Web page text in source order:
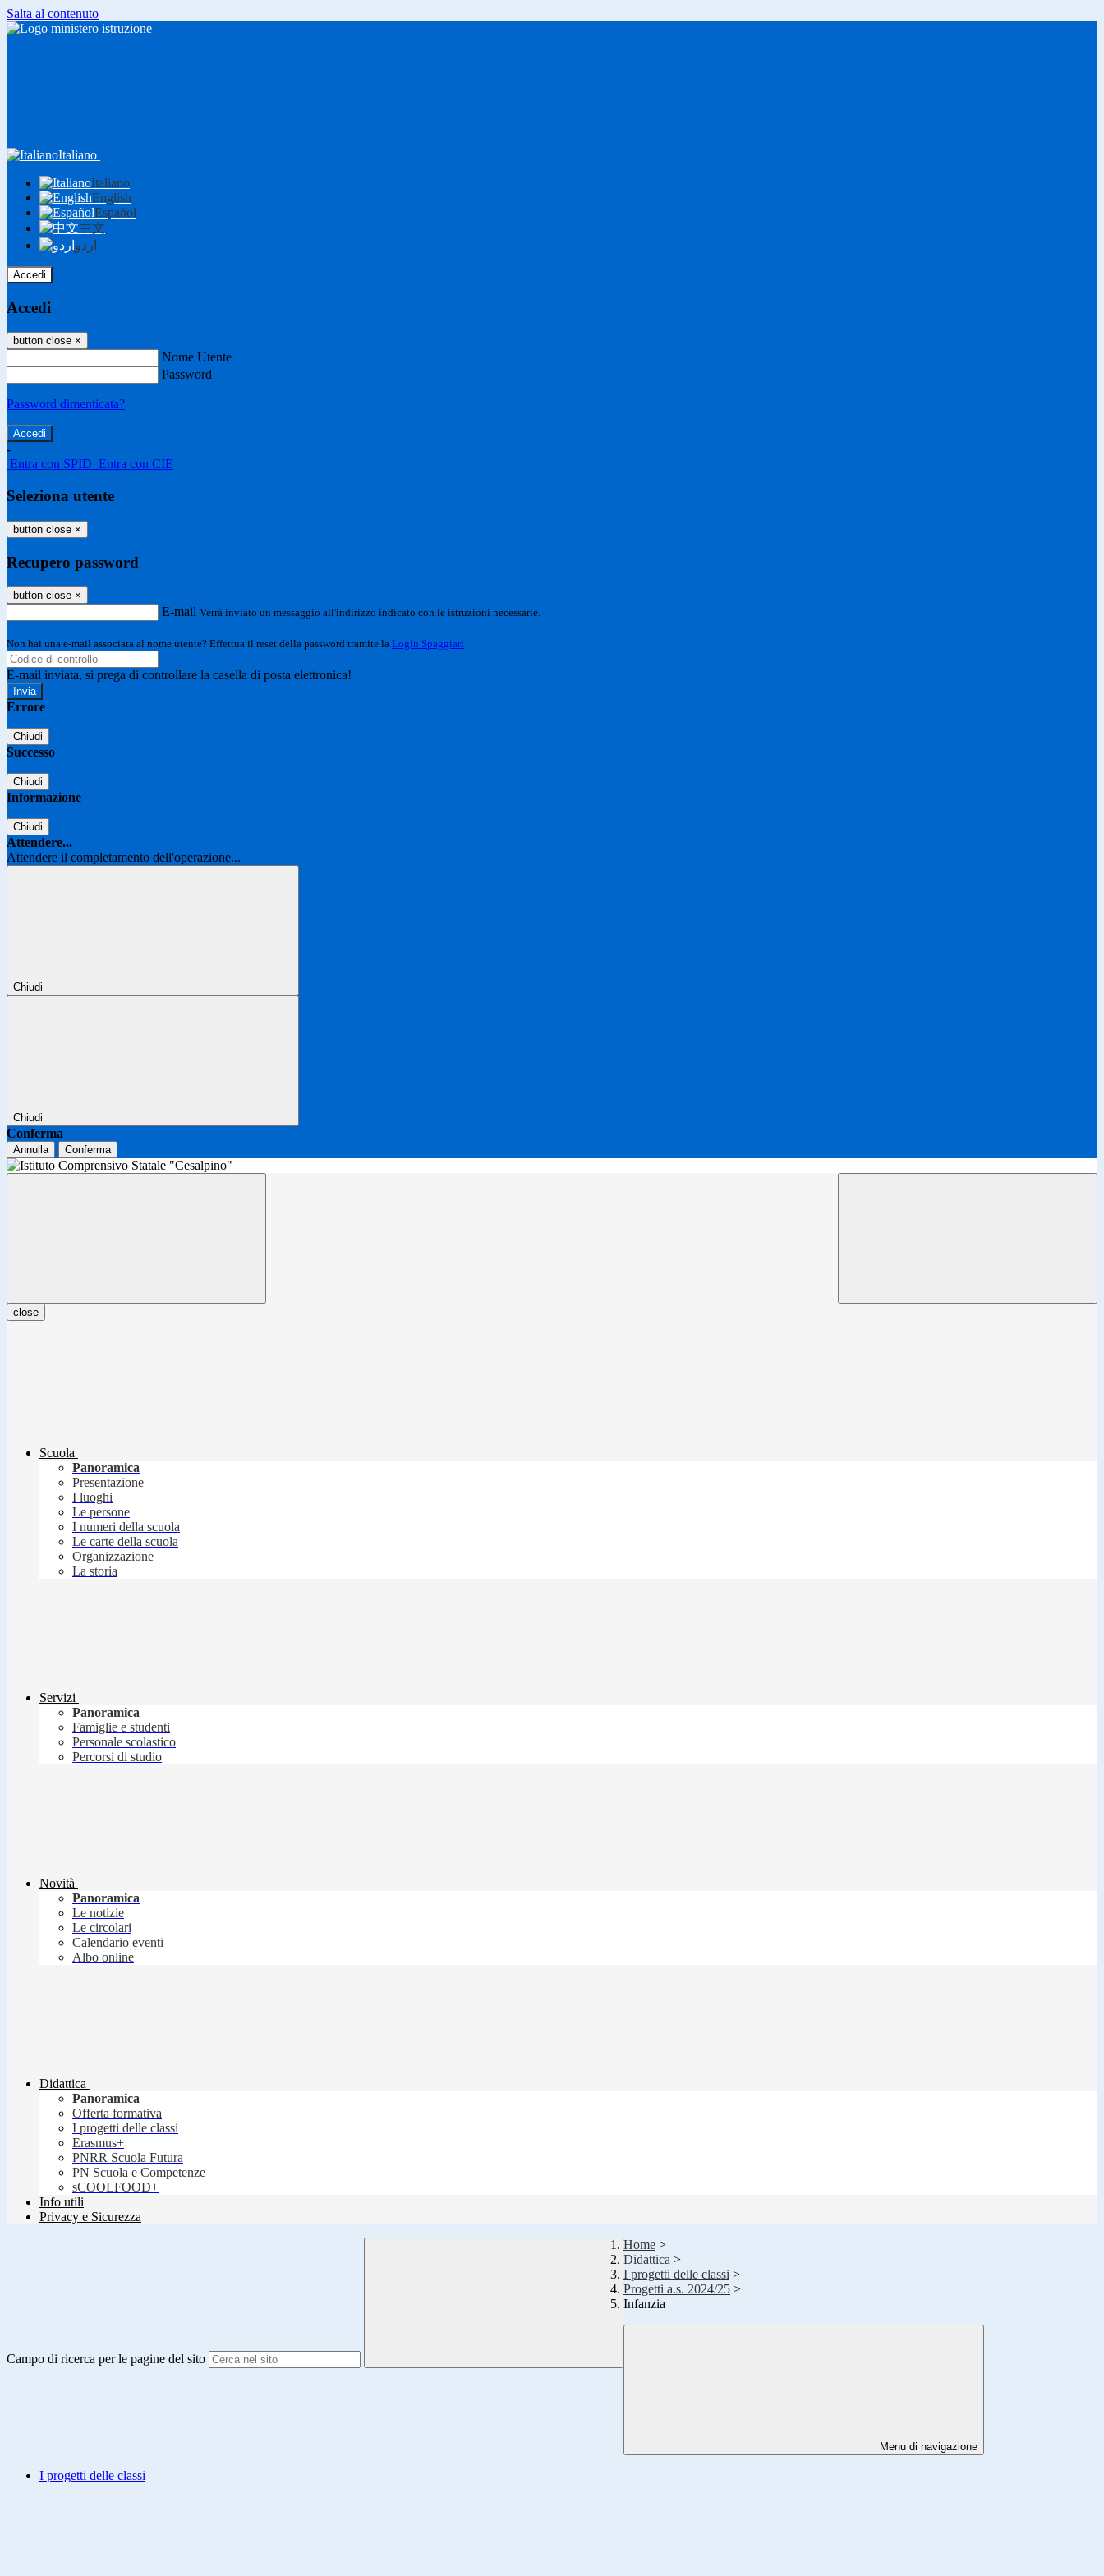
Salta al contenuto
Italiano
Italiano
English
Español
中文
اردو
Accedi
Accedi
button close ×
Nome Utente
Password
Password dimenticata?
-
Entra con SPID Entra con CIE
Seleziona utente
button close ×
Recupero password
button close ×
E-mail Verrà inviato un messaggio all'indirizzo indicato con le istruzioni necessarie.
Non hai una e-mail associata al nome utente? Effettua il reset della password tramite la Login Spaggiari
E-mail inviata, si prega di controllare la casella di posta elettronica!
Errore
Chiudi
Successo
Chiudi
Informazione
Chiudi
Attendere...
Attendere il completamento dell'operazione...
Chiudi
Chiudi
Conferma
Annulla Conferma
close
Scuola
Panoramica
Presentazione
I luoghi
Le persone
I numeri della scuola
Le carte della scuola
Organizzazione
La storia
Servizi
Panoramica
Famiglie e studenti
Personale scolastico
Percorsi di studio
Novità
Panoramica
Le notizie
Le circolari
Calendario eventi
Albo online
Didattica
Panoramica
Offerta formativa
I progetti delle classi
Erasmus+
PNRR Scuola Futura
PN Scuola e Competenze
sCOOLFOOD+
Info utili
Privacy e Sicurezza
Campo di ricerca per le pagine del sito
Home >
Didattica >
I progetti delle classi >
Progetti a.s. 2024/25 >
Infanzia
Menu di navigazione
I progetti delle classi